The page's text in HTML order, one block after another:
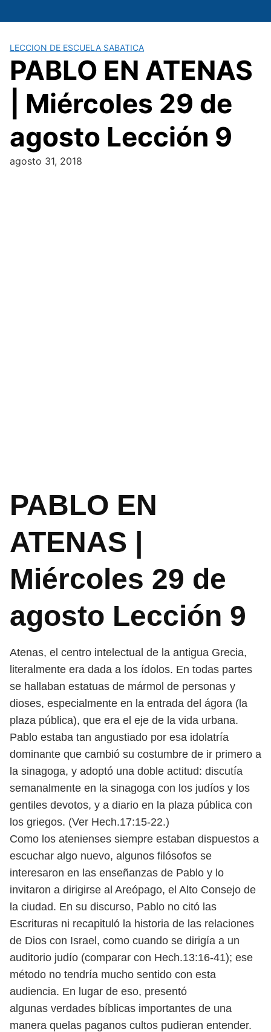
al
LECCION DE ESCUELA SABATICA
PABLO EN ATENAS
| Miércoles 29 de
agosto Lección 9
agosto 31, 2018
PABLO EN
ATENAS |
Miércoles 29 de
agosto Lección 9
Atenas, el centro intelectual de la antigua Grecia,
literalmente era dada a los ídolos. En todas partes
se hallaban estatuas de mármol de personas y
dioses, especialmente en la entrada del ágora (la
plaza pública), que era el eje de la vida urbana.
Pablo estaba tan angustiado por esa idolatría
dominante que cambió su costumbre de ir primero a
la sinagoga, y adoptó una doble actitud: discutía
semanalmente en la sinagoga con los judíos y los
gentiles devotos, y a diario en la plaza pública con
los griegos. (Ver Hech.17:15-22.)
Como los atenienses siempre estaban dispuestos a
escuchar algo nuevo, algunos filósofos se
interesaron en las enseñanzas de Pablo y lo
invitaron a dirigirse al Areópago, el Alto Consejo de
la ciudad. En su discurso, Pablo no citó las
Escrituras ni recapituló la historia de las relaciones
de Dios con Israel, como cuando se dirigía a un
auditorio judío (comparar con Hech.13:16-41); ese
método no tendría mucho sentido con esta
audiencia. En lugar de eso, presentó
algunas verdades bíblicas importantes de una
manera quelas paganos cultos pudieran entender.